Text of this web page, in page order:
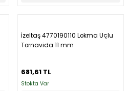
İzeltaş 4770190110 Lokma Uçlu
Tornavida 11 mm
681,61 TL
Stokta Var